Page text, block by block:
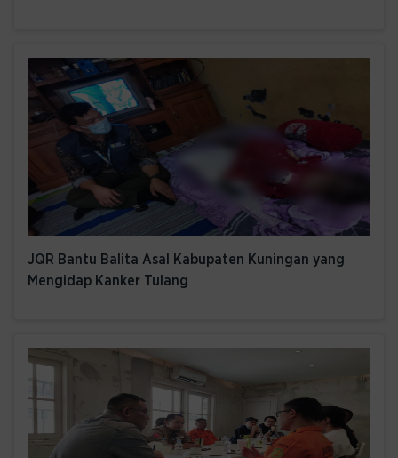
JQR Bantu Balita Asal Kabupaten Kuningan yang
Mengidap Kanker Tulang